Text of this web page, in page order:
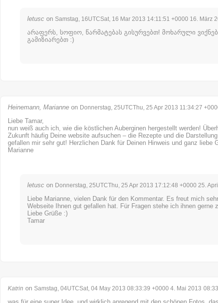
letusc on Samstag, 16UTCSat, 16 Mar 2013 14:11:51 +0000 16. März
არაფერს, სოფიო, წარმატებას გისურვებთ! მოხარული
გამიზიარებთ :)
Heinemann, Marianne on Donnerstag, 25UTCThu, 25 Apr 2013 11:34:27
Liebe Tamar,
nun weiß auch ich, wie die köstlichen Auberginen hergestellt werden!
Zukunft häufig Deine website aufsuchen – die Rezepte und die
gefallen mir sehr gut! Herzlichen Dank für Deinen Hinweis und ganz liebe
Marianne
letusc on Donnerstag, 25UTCThu, 25 Apr 2013 17:12:48 +0000 25.
Liebe Marianne, vielen Dank für den Kommentar. Es freut mich
Webseite Ihnen gut gefallen hat. Für Fragen stehe ich ihnen gerne
Liebe Grüße :)
Tamar
Katrin on Samstag, 04UTCSat, 04 May 2013 08:33:39 +0000 4. Mai 2013 08:33